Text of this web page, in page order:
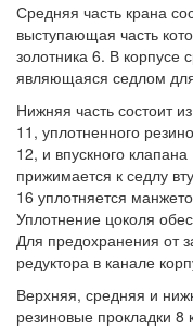
Средняя часть крана
выступающая часть
золотника 6. В корпусе
являющаяся седлом
Нижняя часть состоит
11, уплотненного
12, и впускного
прижимается к седлу
16 уплотняется
Уплотнение цоколя
Для предохранения от
редуктора в канале
Верхняя, средняя и
резиновые прокладки